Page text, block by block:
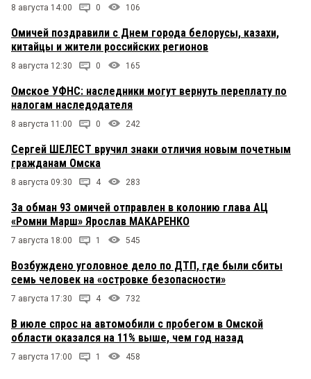
8 августа 14:00 0 106
Омичей поздравили с Днем города белорусы, казахи,
китайцы и жители российских регионов
8 августа 12:30 0 165
Омское УФНС: наследники могут вернуть переплату по
налогам наследодателя
8 августа 11:00 0 242
Сергей ШЕЛЕСТ вручил знаки отличия новым почетным
гражданам Омска
8 августа 09:30 4 283
За обман 93 омичей отправлен в колонию глава АЦ
«Ромни Марш» Ярослав МАКАРЕНКО
7 августа 18:00 1 545
Возбуждено уголовное дело по ДТП, где были сбиты
семь человек на «островке безопасности»
7 августа 17:30 4 732
В июле спрос на автомобили с пробегом в Омской
области оказался на 11% выше, чем год назад
7 августа 17:00 1 458